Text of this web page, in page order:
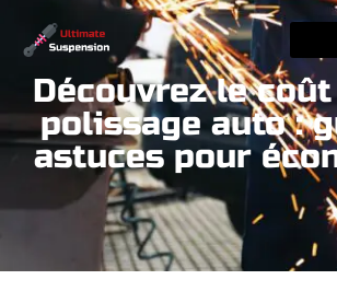
Découvrez le
polissage auto :
astuces pour